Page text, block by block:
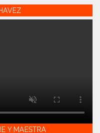
Y MAESTRA